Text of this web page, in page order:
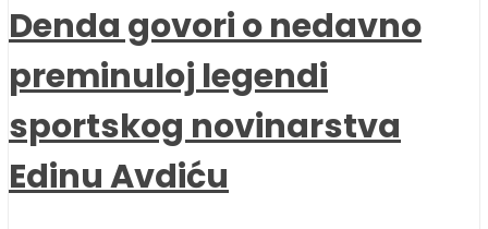
Denda govori o nedavno
preminuloj legendi
sportskog novinarstva
Edinu Avdiću